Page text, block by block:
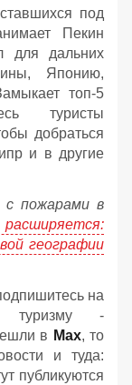
под
Пекин
для дальних
Японию,
топ-5
туристы
добраться
и в другие
с пожарами в
географии
на
туризму -
в Мах, то
и туда:
публикуются